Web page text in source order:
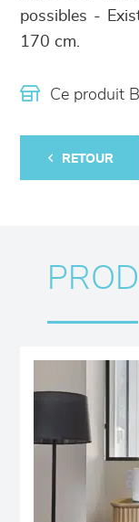
possibles -
170 cm.
Ce produit
RETOUR